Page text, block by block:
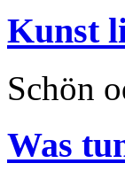
Kunst
Schön
Was